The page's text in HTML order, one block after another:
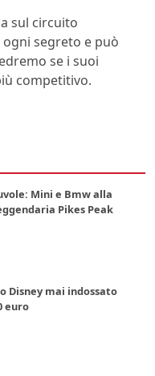
sul circuito
segreto e può
se i suoi
competitivo.
Mini e Bmw alla
Pikes Peak
Disney mai indossato
euro